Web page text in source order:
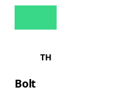
TH
Bolt